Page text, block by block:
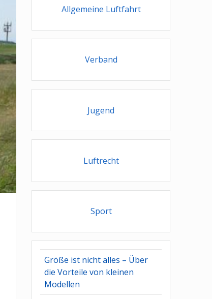
Allgemeine Luftfahrt
Verband
Jugend
Luftrecht
Sport
Größe ist nicht alles – Über
die Vorteile von kleinen
Modellen